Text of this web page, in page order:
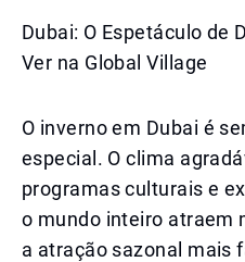
Dubai: O Espetáculo de
Ver na Global Village
O inverno em Dubai é
especial. O clima
programas culturais e
o mundo inteiro atraem
a atração sazonal mais